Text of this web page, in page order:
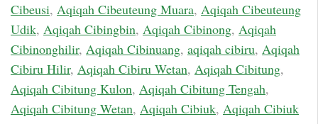
Cibeusi, Aqiqah Cibeuteung Muara, Aqiqah Cibeuteung
Udik, Aqiqah Cibingbin, Aqiqah Cibinong, Aqiqah
Cibinonghilir, Aqiqah Cibinuang, aqiqah cibiru, Aqiqah
Cibiru Hilir, Aqiqah Cibiru Wetan, Aqiqah Cibitung,
Aqiqah Cibitung Kulon, Aqiqah Cibitung Tengah,
Aqiqah Cibitung Wetan, Aqiqah Cibiuk, Aqiqah Cibiuk